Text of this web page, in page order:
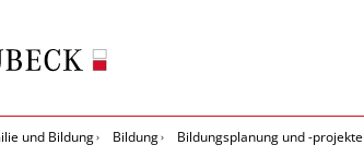
und Bildung Bildung Bildungsplanung und -projekte